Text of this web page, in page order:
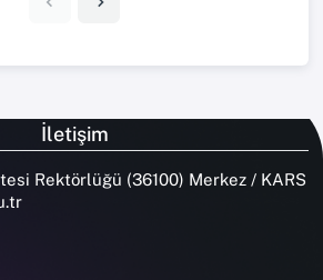
İletişim
Rektörlüğü (36100) Merkez / KARS